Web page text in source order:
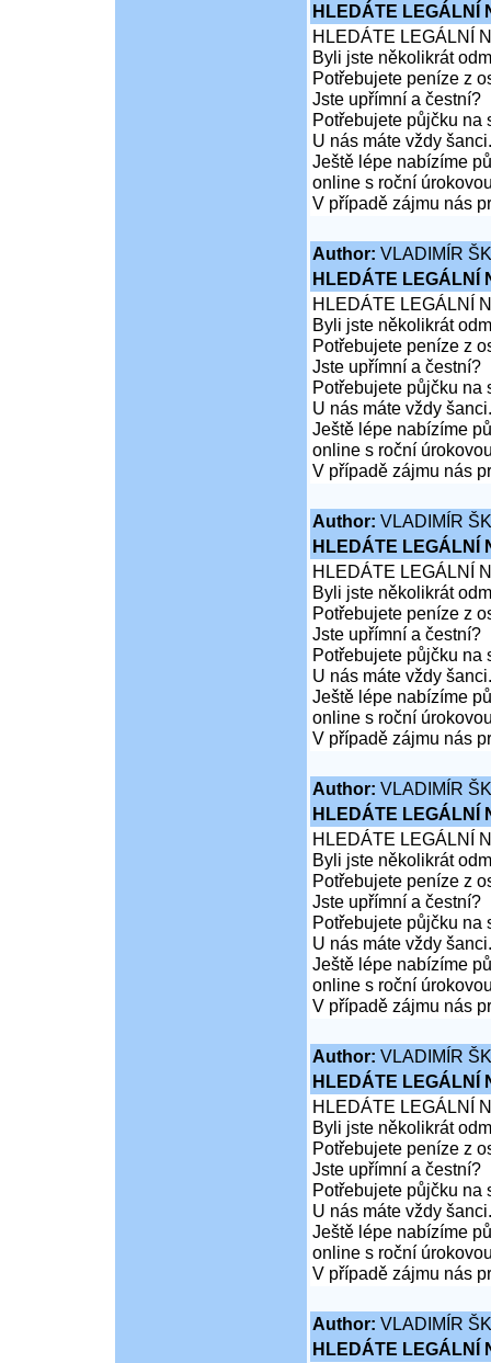
HLEDÁTE LEGÁLNÍ
HLEDÁTE LEGÁLNÍ
Byli jste několikrát
Potřebujete peníze z
Jste upřímní a čestní?
Potřebujete půjčku na
U nás máte vždy šanci.
Ještě lépe nabízíme
online s roční
V případě zájmu nás
Author: VLADIMÍR
HLEDÁTE LEGÁLNÍ
HLEDÁTE LEGÁLNÍ
Byli jste několikrát
Potřebujete peníze z
Jste upřímní a čestní?
Potřebujete půjčku na
U nás máte vždy šanci.
Ještě lépe nabízíme
online s roční
V případě zájmu nás
Author: VLADIMÍR
HLEDÁTE LEGÁLNÍ
HLEDÁTE LEGÁLNÍ
Byli jste několikrát
Potřebujete peníze z
Jste upřímní a čestní?
Potřebujete půjčku na
U nás máte vždy šanci.
Ještě lépe nabízíme
online s roční
V případě zájmu nás
Author: VLADIMÍR
HLEDÁTE LEGÁLNÍ
HLEDÁTE LEGÁLNÍ
Byli jste několikrát
Potřebujete peníze z
Jste upřímní a čestní?
Potřebujete půjčku na
U nás máte vždy šanci.
Ještě lépe nabízíme
online s roční
V případě zájmu nás
Author: VLADIMÍR
HLEDÁTE LEGÁLNÍ
HLEDÁTE LEGÁLNÍ
Byli jste několikrát
Potřebujete peníze z
Jste upřímní a čestní?
Potřebujete půjčku na
U nás máte vždy šanci.
Ještě lépe nabízíme
online s roční
V případě zájmu nás
Author: VLADIMÍR
HLEDÁTE LEGÁLNÍ